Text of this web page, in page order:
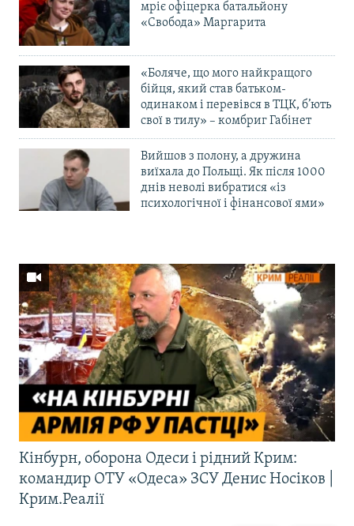
мріє офіцерка батальйону
«Свобода» Маргарита
«Боляче, що мого найкращого
бійця, який став батьком-
одинаком і перевівся в ТЦК, б’ють
свої в тилу» – комбриг Габінет
Вийшов з полону, а дружина
виїхала до Польщі. Як після 1000
днів неволі вибратися «із
психологічної і фінансової ями»
Кінбурн, оборона Одеси і рідний Крим:
командир ОТУ «Одеса» ЗСУ Денис Носіков |
Крим.Реалії